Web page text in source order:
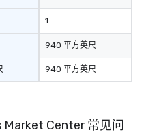
1
940 平方英尺
940 平方英尺
Center 常见问